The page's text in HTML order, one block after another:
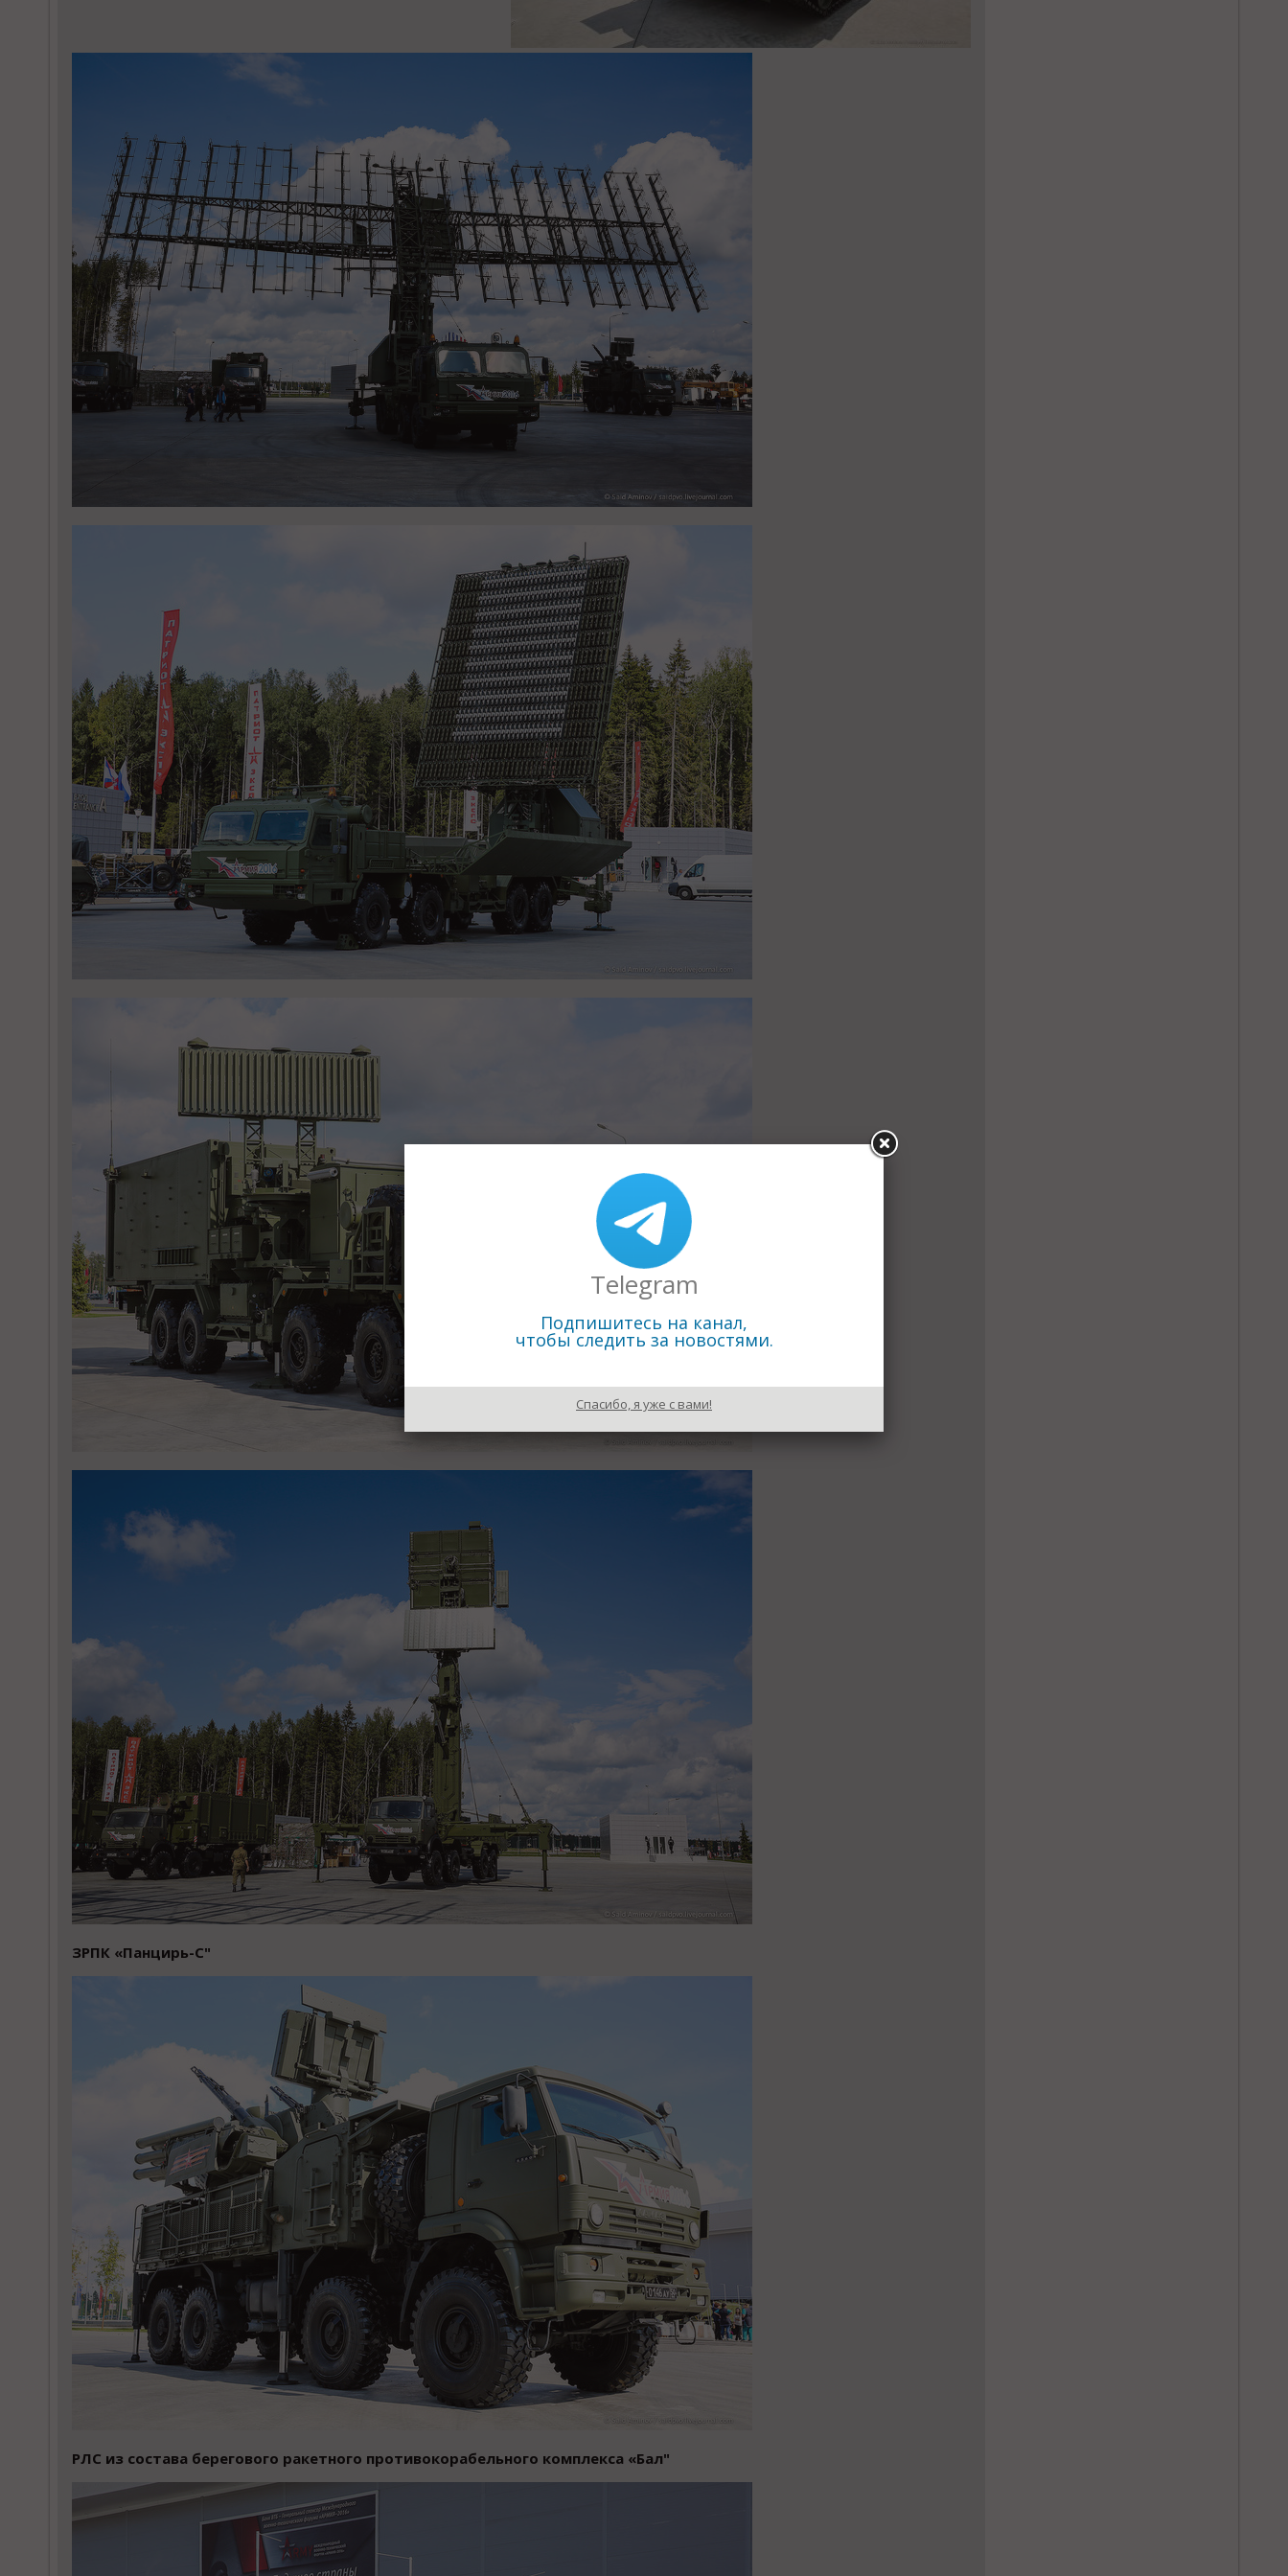
ЗРПК «Панцирь-С"
РЛС из состава берегового ракетного противокорабельного комплекса «Бал"
Telegram
Подпишитесь на канал,
чтобы следить за новостями.
Спасибо, я уже с вами!